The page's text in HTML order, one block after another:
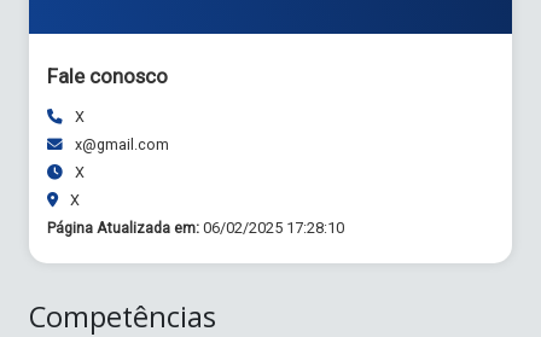
Fale conosco
X
x@gmail.com
X
X
Página Atualizada em: 06/02/2025 17:28:10
Competências